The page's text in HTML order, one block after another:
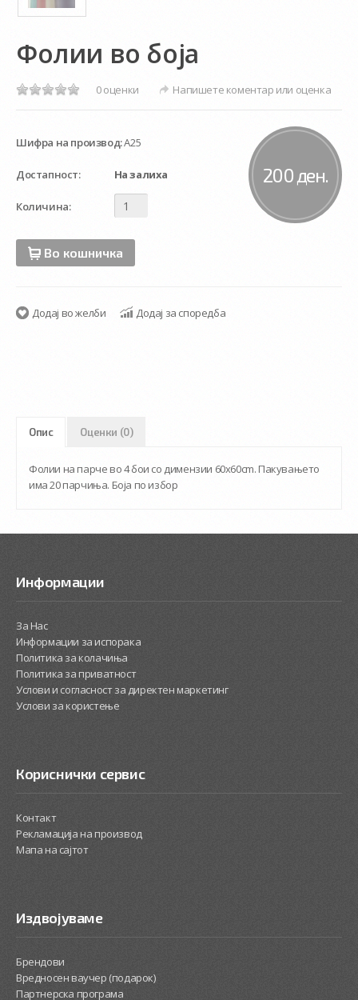
Фолии во боја
0 оценки Напишете коментар или оценка
200 ден.
Шифра на производ:А25
Достапност: На залиха
Количина:
Во кошничка
Додај во желби Додај за споредба
Опис Оценки (0)
Фолии на парче во 4 бои со димензии 60x60cm. Пакувањето
има 20 парчиња. Боја по избор
Информации
За Нас
Информации за испорака
Политика за колачиња
Политика за приватност
Услови и согласност за директен маркетинг
Услови за користење
Кориснички сервис
Контакт
Рекламација на производ
Мапа на сајтот
Издвојуваме
Брендови
Вредносен ваучер (подарок)
Партнерска програма